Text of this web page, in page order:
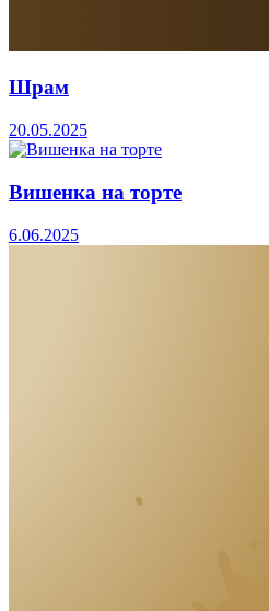
Шрам
20.05.2025
Вишенка на торте
6.06.2025